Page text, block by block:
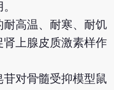
耐高温、耐寒、耐饥
肾上腺皮质激素样作
对骨髓受抑模型鼠